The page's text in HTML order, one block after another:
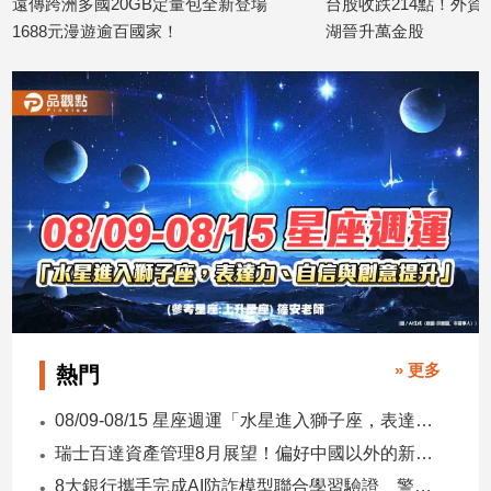
遊逾百國家！
湖晉升萬金股
熱門 » 更多
08/09-08/15 星座週運「水星進入獅子座，表達力、自信與創意提升」
瑞士百達資產管理8月展望！偏好中國以外的新興市場 看好這些產業
8大銀行攜手完成AI防詐模型聯合學習驗證 警示帳戶準確度提升2倍